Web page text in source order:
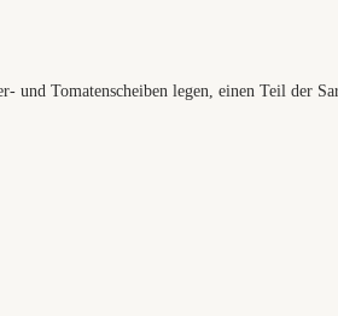
und Tomatenscheiben legen, einen Teil der